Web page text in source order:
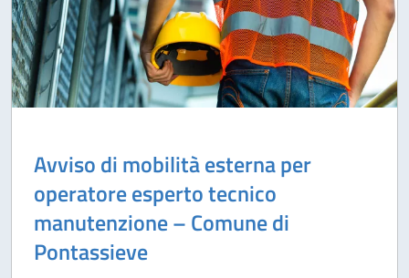
Avviso di mobilità esterna per
operatore esperto tecnico
manutenzione – Comune di
Pontassieve